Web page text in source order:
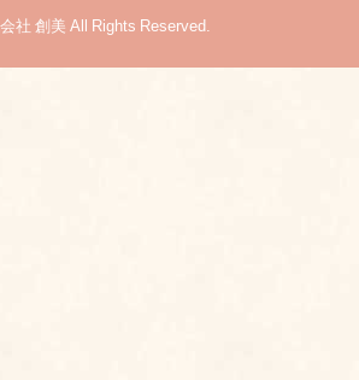
社 創美 All Rights Reserved.